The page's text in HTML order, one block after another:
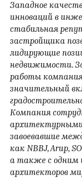
Западное
инноваций в
стабильная
застройщика
лидирующие
недвижимости.
работы
значительный
Компания
завоевавшие
как NBBJ, Arup,
а также с одним
архитекторов